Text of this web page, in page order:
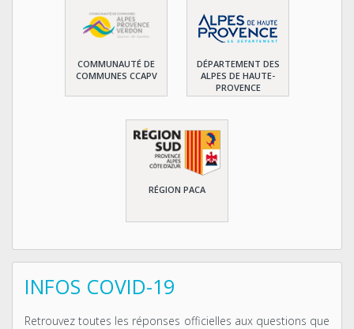
COMMUNAUTÉ DE
COMMUNES CCAPV
DÉPARTEMENT DES
ALPES DE HAUTE-
PROVENCE
RÉGION PACA
INFOS COVID-19
Retrouvez toutes les réponses officielles aux questions que